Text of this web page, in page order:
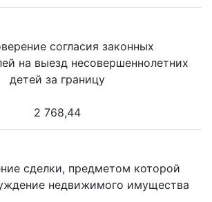
согласия законных
на выезд несовершеннолетних
детей за границу
2 768,44
сделки, предметом которой
недвижимого имущества